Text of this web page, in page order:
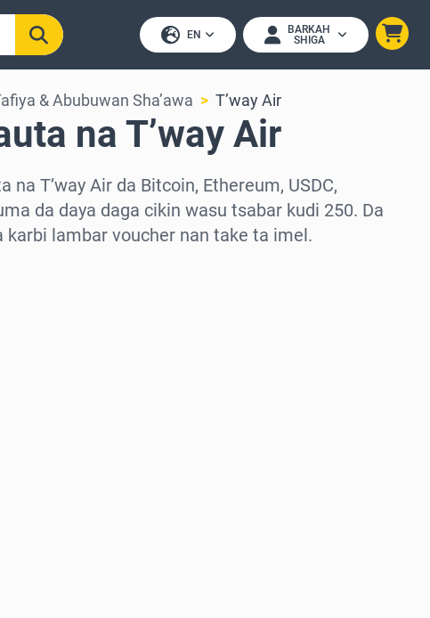
EN
BARKAH
SHIGA
& Abubuwan Sha’awa T’way Air
na T’way Air
na T’way Air da Bitcoin, Ethereum, USDC,
da daya daga cikin wasu tsabar kudi 250. Da
karbi lambar voucher nan take ta imel.